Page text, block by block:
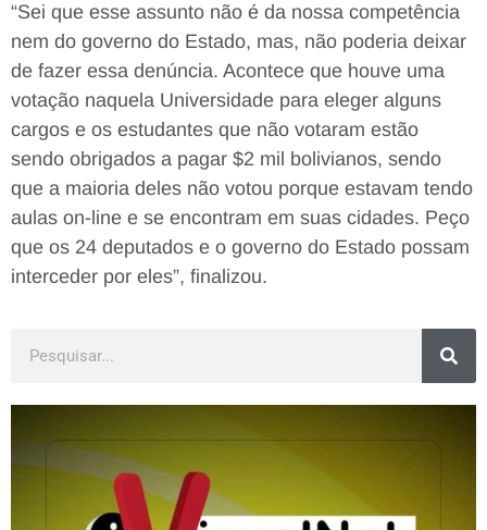
“Sei que esse assunto não é da nossa competência
nem do governo do Estado, mas, não poderia deixar
de fazer essa denúncia. Acontece que houve uma
votação naquela Universidade para eleger alguns
cargos e os estudantes que não votaram estão
sendo obrigados a pagar $2 mil bolivianos, sendo
que a maioria deles não votou porque estavam tendo
aulas on-line e se encontram em suas cidades. Peço
que os 24 deputados e o governo do Estado possam
interceder por eles”, finalizou.